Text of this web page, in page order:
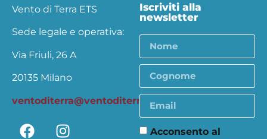
Vento di Terra ETS
Sede legale e operativa:
Via Friuli, 26 A
20135 Milano
ventoditerra@ventoditerra.org
Iscriviti alla
newsletter
Acconsento al